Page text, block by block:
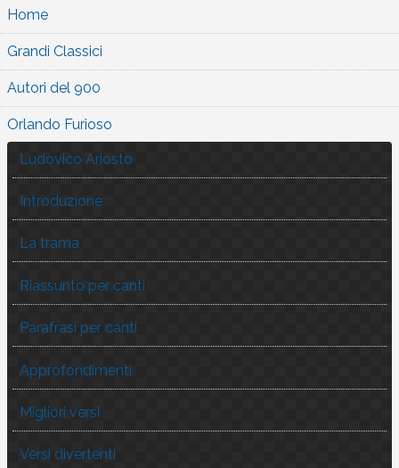
Home
Grandi Classici
Autori del 900
Orlando Furioso
Ludovico Ariosto
Introduzione
La trama
Riassunto per canti
Parafrasi per canti
Approfondimenti
Migliori versi
Versi divertenti